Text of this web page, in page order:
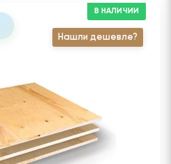
Нашли дешевле?
В НАЛИЧИИ